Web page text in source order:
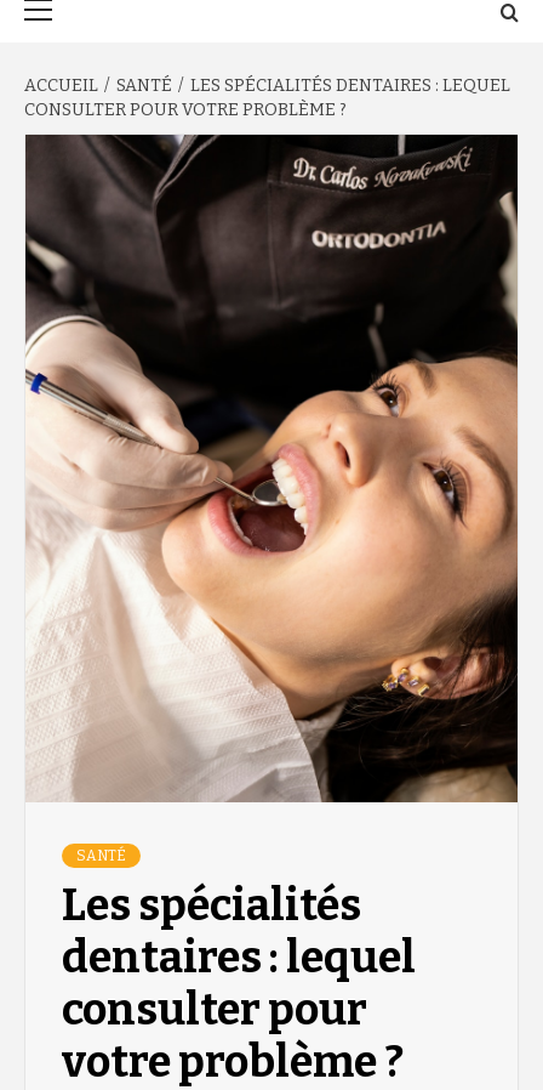
ACCUEIL SANTÉ
LES SPÉCIALITÉS DENTAIRES : LEQUEL
CONSULTER POUR VOTRE PROBLÈME ?
SANTÉ
Les spécialités
dentaires : lequel
consulter pour
votre problème ?